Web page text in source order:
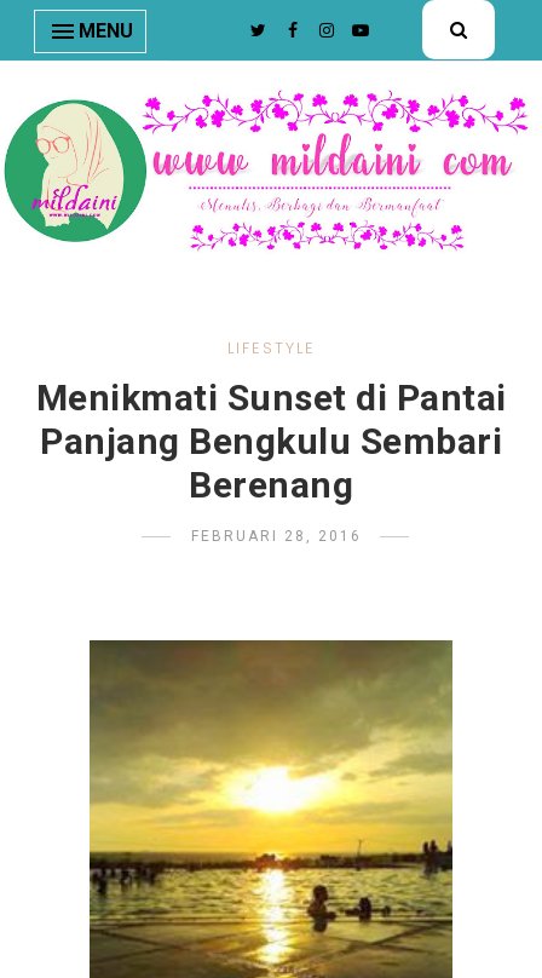
nav#menunav { border-bottom: 1px solid #e8e8e8; }
MENU
LIFESTYLE
Menikmati Sunset di Pantai
Panjang Bengkulu Sembari
Berenang
FEBRUARI 28, 2016